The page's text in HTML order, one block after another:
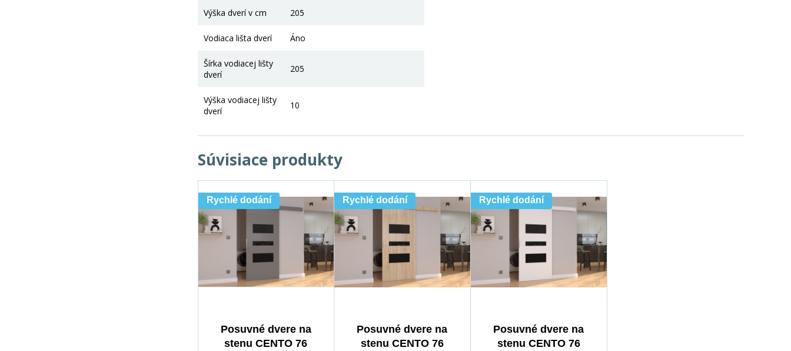
Výška dverí v cm 205
Vodiaca lišta dverí Áno
Šírka vodiacej lišty
dverí
205
Výška vodiacej lišty
dverí
10
Súvisiace produkty
Rychlé dodání
Posuvné dvere na
stenu CENTO 76
Rychlé dodání
Posuvné dvere na
stenu CENTO 76
Rychlé dodání
Posuvné dvere na
stenu CENTO 76